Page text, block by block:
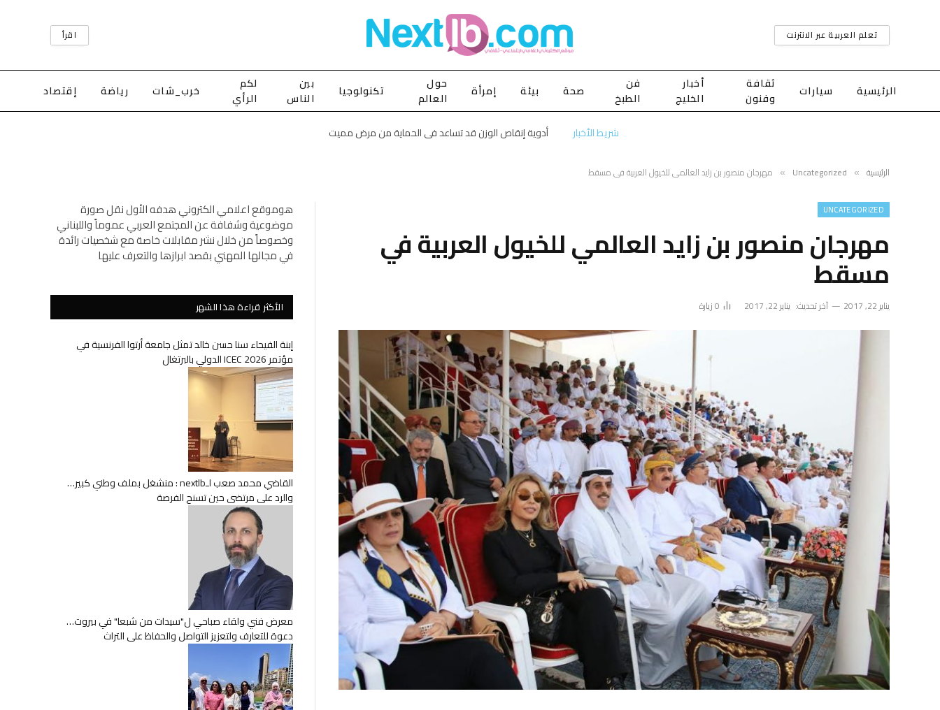
تعلم العربية عبر الانترنت اقرأ
الرئيسية سيارات
ثقافة
وفنون
أخبار
الخليج
فن
الطبخ
صحة بيئة إمرأة
حول
العالم
تكنولوجيا
بين
الناس
لكم
الرأي
خرب_شات رياضة إقتصاد
شريط الأخبار أدوية إنقاص الوزن قد تساعد في الحماية من مرض مميت
الرئيسية »
Uncategorized
» مهرجان منصور بن زايد العالمي للخيول العربية في مسقط
UNCATEGORIZED
مهرجان منصور بن زايد العالمي للخيول العربية في
مسقط
يناير 22, 2017 آخر تحديث: يناير 22, 2017 0زيارة
هوموقع اعلامي الكتروني هدفه الأول نقل صورة
موضوعية وشفافة عن المجتمع العربي عموماً واللبناني
وخصوصاً من خلال نشر مقابلات خاصة مع شخصيات رائدة
في مجالها المهني بقصد ابرازها والتعرف عليها
الأكثر قراءة هذا الشهر
إبنة الفيحاء سنا حسن خالد تمثل جامعة أرتوا الفرنسية في
مؤتمر ICEC 2026 الدولي بالبرتغال
القاضي محمد صعب لـnextlb : منشغل بملف وطني كبير…
والرد على مرتضى حين تسنح الفرصة
معرض فني ولقاء صباحي ل"سيدات من شبعا" في بيروت…
دعوة للتعارف ولتعزيز التواصل والحفاظ على التراث